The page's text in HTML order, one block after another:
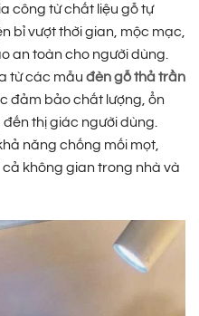
công từ chất liệu gỗ tự
bỉ vượt thời gian, mộc mạc,
an toàn cho người dùng.
từ các mẫu đèn gỗ thả trần
đảm bảo chất lượng, ổn
thị giác người dùng.
năng chống mối mọt,
không gian trong nhà và